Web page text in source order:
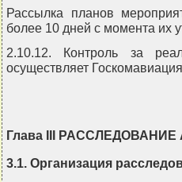
Рассылка планов
более 10 дней с момента их
2.10.12. Контроль за
осуществляет
Глава III
3.1. Организация